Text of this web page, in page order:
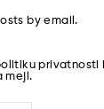
by email.
privatnosti
mejl.